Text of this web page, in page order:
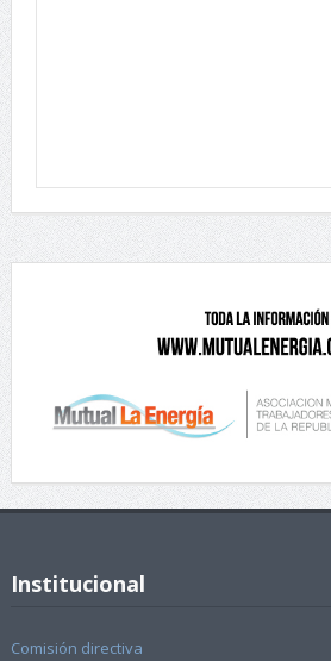
Institucional
Comisión directiva